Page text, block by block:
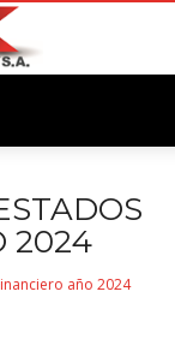
2024
año 2024